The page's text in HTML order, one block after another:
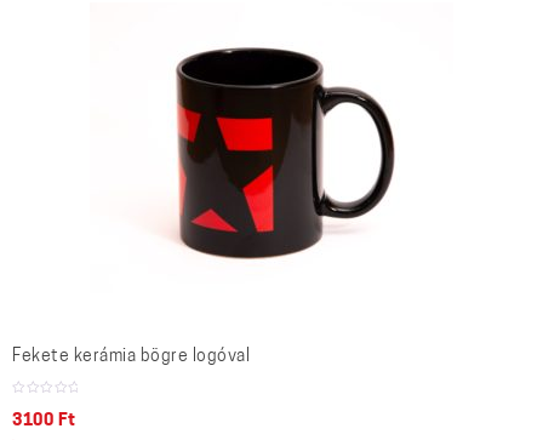
Fekete kerámia bögre logóval
3100 Ft